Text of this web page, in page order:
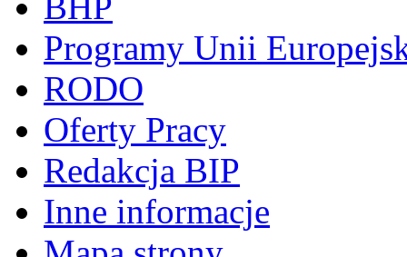
Programy Unii
RODO
Oferty Pracy
Redakcja BIP
Inne informacje